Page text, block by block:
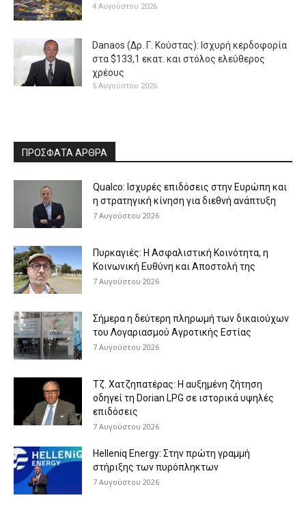
4 Αυγούστου 2026
Danaos (Δρ. Γ. Κούστας): Ισχυρή κερδοφορία
στα $133,1 εκατ. και στόλος ελεύθερος
χρέους
5 Αυγούστου 2026
ΠΡΟΣΦΑΤΑ ΑΡΘΡΑ
Qualco: Ισχυρές επιδόσεις στην Ευρώπη και
η στρατηγική κίνηση για διεθνή ανάπτυξη
7 Αυγούστου 2026
Πυρκαγιές: Η Ασφαλιστική Κοινότητα, η
Κοινωνική Ευθύνη και Αποστολή της
7 Αυγούστου 2026
Σήμερα η δεύτερη πληρωμή των δικαιούχων
του Λογαριασμού Αγροτικής Εστίας
7 Αυγούστου 2026
Τζ. Χατζηπατέρας: H αυξημένη ζήτηση
οδηγεί τη Dorian LPG σε ιστορικά υψηλές
επιδόσεις
7 Αυγούστου 2026
Helleniq Energy: Στην πρώτη γραμμή
στήριξης των πυρόπληκτων
7 Αυγούστου 2026